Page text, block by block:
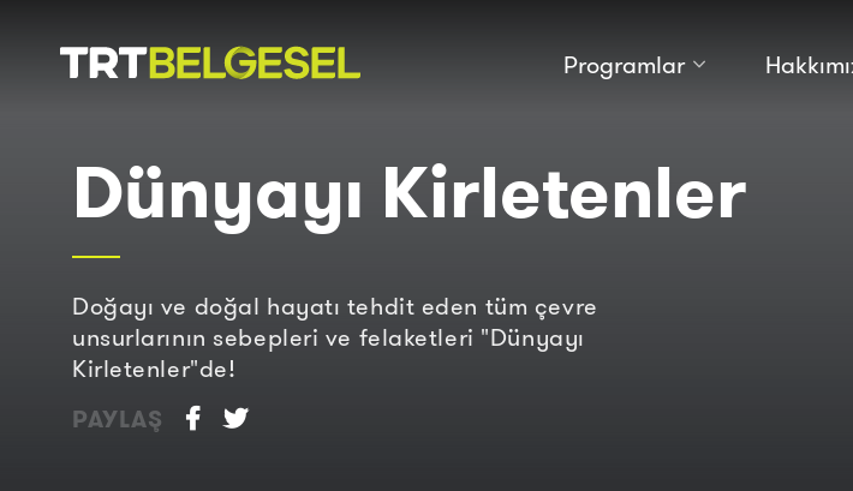
Programlar
Hikayeleri
-
Gezi
Lezzet
Antropoloji
Dünyayı Kirletenler
Doğayı ve doğal hayatı tehdit eden tüm çevre
unsurlarının sebepleri ve felaketleri "Dünyayı
Kirletenler"de!
PAYLAŞ